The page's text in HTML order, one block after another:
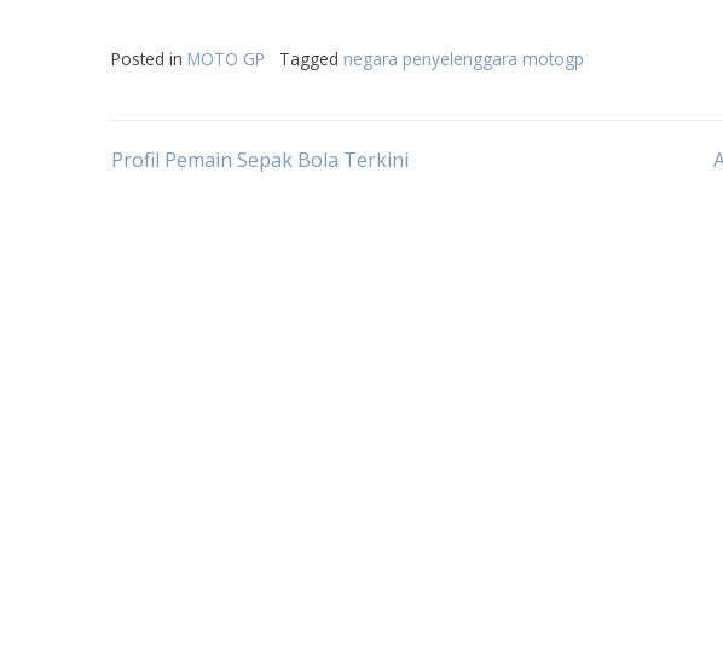
Posted in MOTO GP Tagged negara penyelenggara motogp
Post
Profil Pemain Sepak Bola Terkini